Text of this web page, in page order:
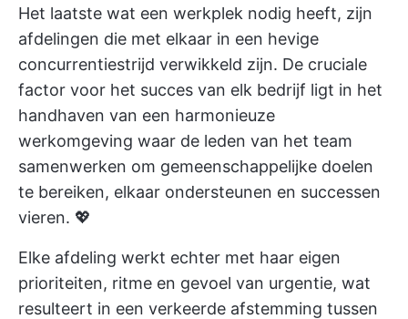
Het laatste wat een werkplek nodig heeft, zijn
afdelingen die met elkaar in een hevige
concurrentiestrijd verwikkeld zijn. De cruciale
factor voor het succes van elk bedrijf ligt in het
handhaven van een harmonieuze
werkomgeving waar de leden van het team
samenwerken om gemeenschappelijke doelen
te bereiken, elkaar ondersteunen en successen
vieren. 💖
Elke afdeling werkt echter met haar eigen
prioriteiten, ritme en gevoel van urgentie, wat
resulteert in een verkeerde afstemming tussen